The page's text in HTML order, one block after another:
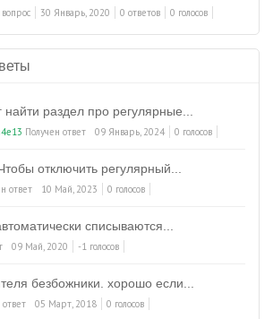
30 Январь, 2020 0 ответов 0 голосов
раздел про регулярные...
Получен ответ 09 Январь, 2024 0 голосов
отключить регулярный...
ответ 10 Май, 2023 0 голосов
списываются...
09 Май, 2020 -1 голосов
безбожники. хорошо если...
05 Март, 2018 0 голосов